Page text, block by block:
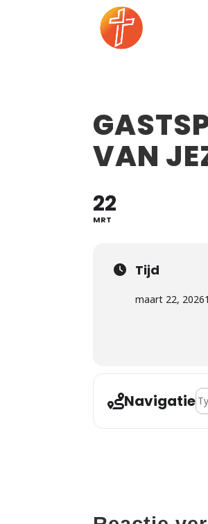
VAN
22
MRT
Tijd
maart 22, 2026
Navigatie